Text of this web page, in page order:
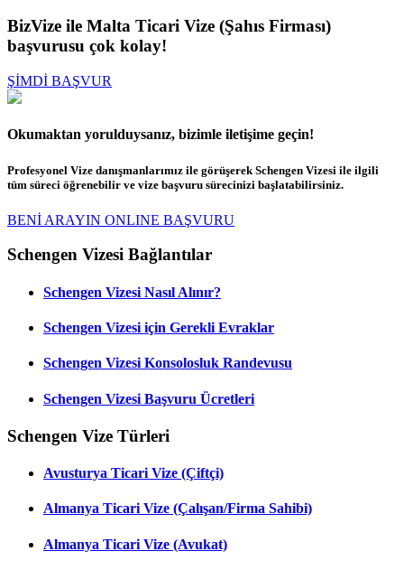
BizVize ile Malta Ticari Vize (Şahıs Firması)
başvurusu çok kolay!
ŞİMDİ BAŞVUR
Okumaktan yorulduysanız, bizimle iletişime geçin!
Profesyonel Vize danışmanlarımız ile görüşerek Schengen Vizesi ile ilgili
tüm süreci öğrenebilir ve vize başvuru sürecinizi başlatabilirsiniz.
BENİ ARAYIN ONLINE BAŞVURU
Schengen Vizesi Bağlantılar
Schengen Vizesi Nasıl Alınır?
Schengen Vizesi için Gerekli Evraklar
Schengen Vizesi Konsolosluk Randevusu
Schengen Vizesi Başvuru Ücretleri
Schengen Vize Türleri
Avusturya Ticari Vize (Çiftçi)
Almanya Ticari Vize (Çalışan/Firma Sahibi)
Almanya Ticari Vize (Avukat)